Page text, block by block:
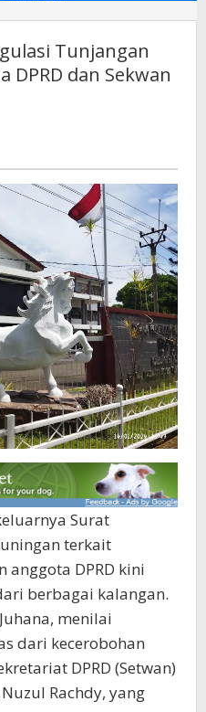
Tunjangan
DPRD dan Sekwan
Surat
terkait
DPRD kini
berbagai kalangan.
menilai
dari kecerobohan
DPRD (Setwan)
Rachdy, yang